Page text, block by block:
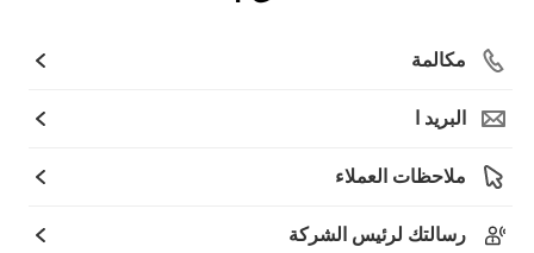
مكالمة
البريد ا
ملاحظات العملاء
رسالتك لرئيس الشركة